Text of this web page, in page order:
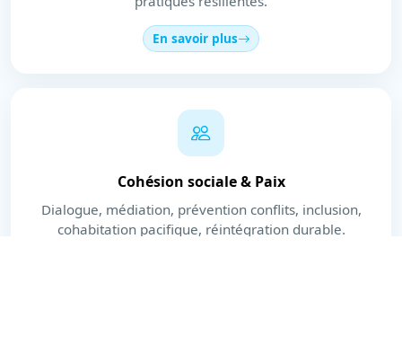
En savoir plus
Cohésion sociale & Paix
Dialogue, médiation, prévention conflits, inclusion,
cohabitation pacifique, réintégration durable.